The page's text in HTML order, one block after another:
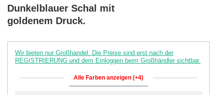
Dunkelblauer Schal mit
goldenem Druck.
Wir bieten nur Großhandel. Die Preise sind erst nach der
REGISTRIERUNG und dem Einloggen beim Großhändler sichtbar.
Alle Farben anzeigen (+4)